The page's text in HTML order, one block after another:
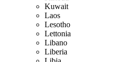
Kuwait
Laos
Lesotho
Lettonia
Libano
Liberia